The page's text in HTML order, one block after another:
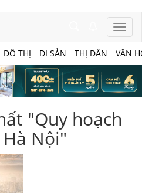
ĐÔ THỊ DI SẢN THỊ DÂN VĂN
"Quy hoạch
Nội"